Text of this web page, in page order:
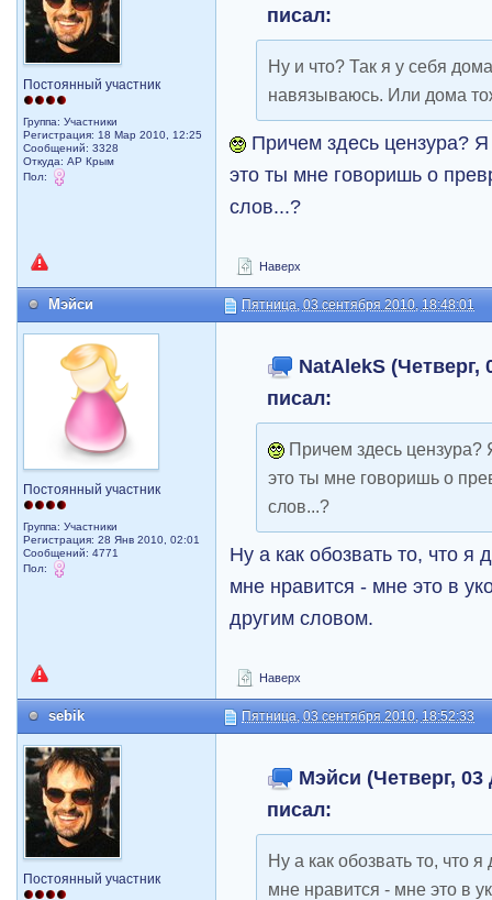
Постоянный участник
Группа: Участники
Регистрация: 18 Мар 2010, 12:25
Сообщений: 3328
Откуда: АР Крым
Пол:
писал:
Ну и что? Так я у себя
навязываюсь. Или дома
Причем здесь цензура?
это ты мне говоришь о
слов...?
Наверх
Мэйси Пятница, 03 сентября 2010, 18:48:01
Постоянный участник
Группа: Участники
Регистрация: 28 Янв 2010, 02:01
Сообщений: 4771
Пол:
NatAlekS (Четверг,
писал:
Причем здесь цензура?
это ты мне говоришь о
слов...?
Ну а как обозвать то, что я
мне нравится - мне это в
другим словом.
Наверх
sebik Пятница, 03 сентября 2010, 18:52:33
Постоянный участник
Мэйси (Четверг, 03
писал:
Ну а как обозвать то, что
мне нравится - мне это в